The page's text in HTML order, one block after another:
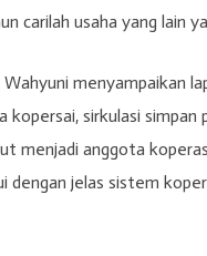
carilah usaha yang lain
menyampaikan
sirkulasi simpan
menjadi anggota
jelas sistem